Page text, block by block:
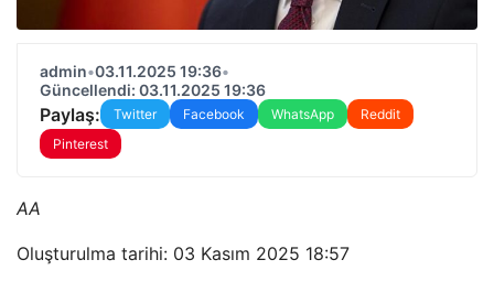
admin•03.11.2025 19:36•
Güncellendi: 03.11.2025 19:36
Paylaş: Twitter Facebook WhatsApp
Reddit
Pinterest
AA
Oluşturulma tarihi: 03 Kasım 2025 18:57